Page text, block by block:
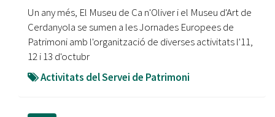
Un any més, El Museu de Ca n'Oliver i el Museu d'Art de
Cerdanyola se sumen a les Jornades Europees de
Patrimoni amb l'organització de diverses activitats l'11,
12 i 13 d'octubr
Activitats del Servei de Patrimoni